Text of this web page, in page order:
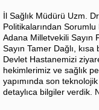
İl Sağlık Müdürü Uzm.
Politikalarından Sorumlu
Adana Milletvekili Sayın
Sayın Tamer Dağlı,
Devlet Hastanemizi
hekimlerimiz ve sağlık
yapımında son
detaylıca bilgiler verdik.